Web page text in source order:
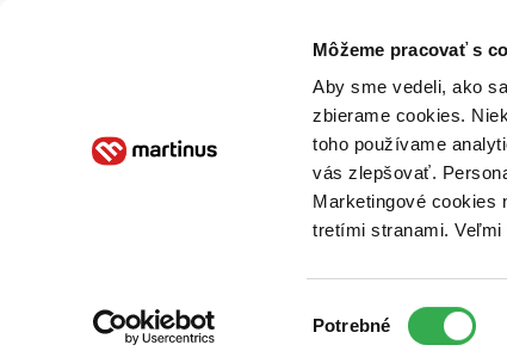
Môžeme pracovať s
Aby sme vedeli, ako
zbierame cookies.
toho používame
vás zlepšovať.
Marketingové cookies
tretími stranami.
súhlasu
Potrebné
Poukážky